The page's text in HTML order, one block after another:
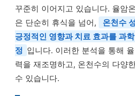
꾸준히 이어지고 있습니다. 율암
은 단순히 휴식을 넘어,
온천수
긍정적인 영향과 치료 효과를 과
정 입니다. 이러한 분석을 통해
력을 재조명하고, 온천수의 다양
수 있습니다.